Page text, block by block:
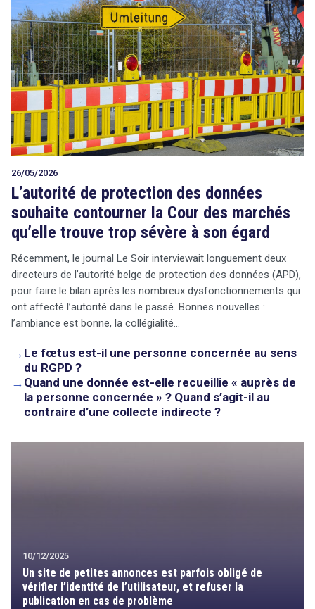
26/05/2026
L’autorité de protection des données
souhaite contourner la Cour des marchés
qu’elle trouve trop sévère à son égard
Récemment, le journal Le Soir interviewait longuement deux
directeurs de l’autorité belge de protection des données (APD),
pour faire le bilan après les nombreux dysfonctionnements qui
ont affecté l’autorité dans le passé. Bonnes nouvelles :
l’ambiance est bonne, la collégialité…
→ Le fœtus est-il une personne concernée au sens
du RGPD ?
→ Quand une donnée est-elle recueillie « auprès de
la personne concernée » ? Quand s’agit-il au
contraire d’une collecte indirecte ?
10/12/2025
Un site de petites annonces est parfois obligé de
vérifier l’identité de l’utilisateur, et refuser la
publication en cas de problème